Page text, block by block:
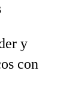
y
con